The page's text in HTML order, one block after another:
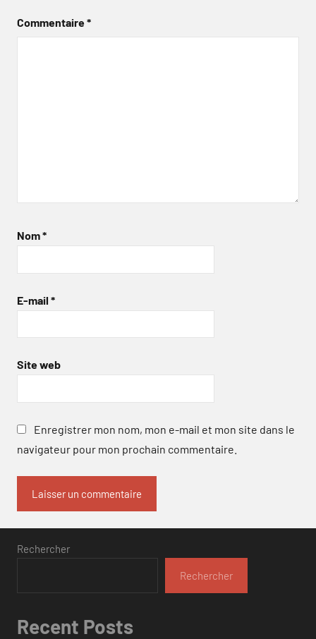
Commentaire*
Nom*
E-mail *
Site web
Enregistrer mon nom, mon e-mail et mon site dans le
navigateur pour mon prochain commentaire.
Rechercher
Rechercher
Recent Posts